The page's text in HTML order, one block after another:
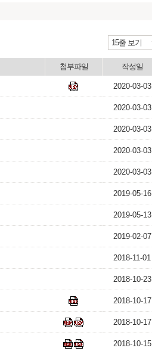
15줄 보기
첨부파일 작성일
2020-03-03
2020-03-03
2020-03-03
2020-03-03
2020-03-03
2019-05-16
2019-05-13
2019-02-07
2018-11-01
2018-10-23
2018-10-17
2018-10-17
2018-10-15